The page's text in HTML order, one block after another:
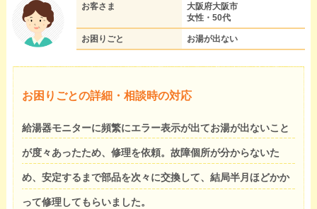
お客さま
大阪府大阪市
女性・50代
お困りごと お湯が出ない
お困りごとの詳細・相談時の対応
給湯器モニターに頻繁にエラー表示が出てお湯が出ないこと
が度々あったため、修理を依頼。故障個所が分からないた
め、安定するまで部品を次々に交換して、結局半月ほどかか
って修理してもらいました。